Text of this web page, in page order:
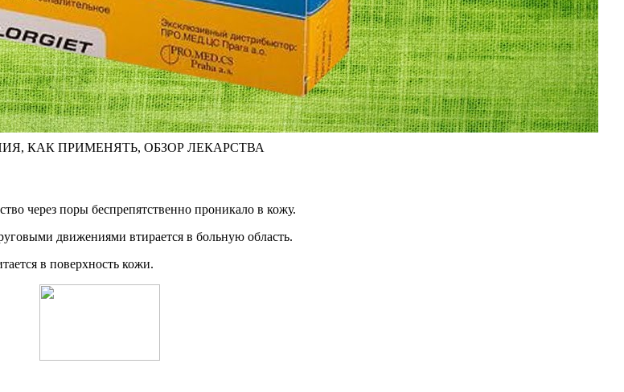
КАК ПРИМЕНЯТЬ, ОБЗОР ЛЕКАРСТВА
через поры беспрепятственно проникало в кожу.
движениями втирается в больную область.
в поверхность кожи.